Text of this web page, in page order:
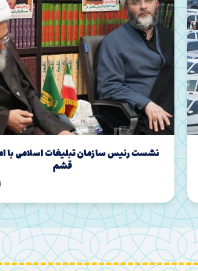
نشست مدیران شهرستان های هرمزگان
سازمان تبلیغات اسلامی